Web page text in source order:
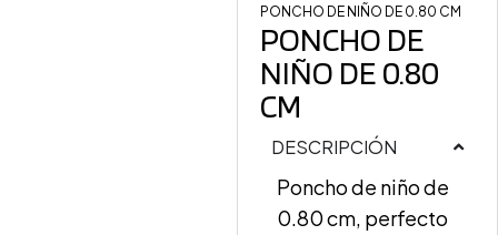
PONCHO DE NIÑO DE 0.80 CM
PONCHO DE
NIÑO DE 0.80
CM
DESCRIPCIÓN
Poncho de niño de
0.80 cm, perfecto